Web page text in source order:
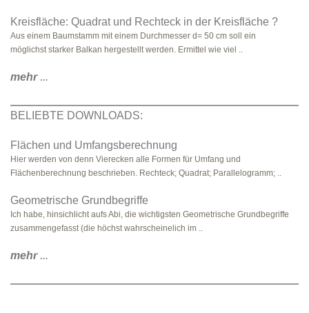
Kreisfläche: Quadrat und Rechteck in der Kreisfläche ?
Aus einem Baumstamm mit einem Durchmesser d= 50 cm soll ein
möglichst starker Balkan hergestellt werden. Ermittel wie viel ..
mehr...
BELIEBTE DOWNLOADS:
Flächen und Umfangsberechnung
Hier werden von denn Vierecken alle Formen für Umfang und
Flächenberechnung beschrieben. Rechteck; Quadrat; Parallelogramm; ..
Geometrische Grundbegriffe
Ich habe, hinsichlicht aufs Abi, die wichtigsten Geometrische Grundbegriffe
zusammengefasst (die höchst wahrscheinelich im ..
mehr...